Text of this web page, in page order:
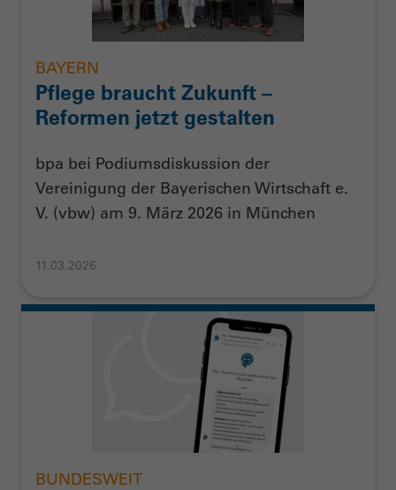
BAYERN
Pflege braucht Zukunft –
Reformen jetzt gestalten
bpa bei Podiumsdiskussion der
Vereinigung der Bayerischen Wirtschaft e.
V. (vbw) am 9. März 2026 in München
11.03.2026
BUNDESWEIT